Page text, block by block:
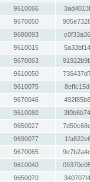
9610066
9670050
9690093
9610015
9670063
9610050
9610075
9670046
9610080
9650027
9690077
9670065
9610040
9650070